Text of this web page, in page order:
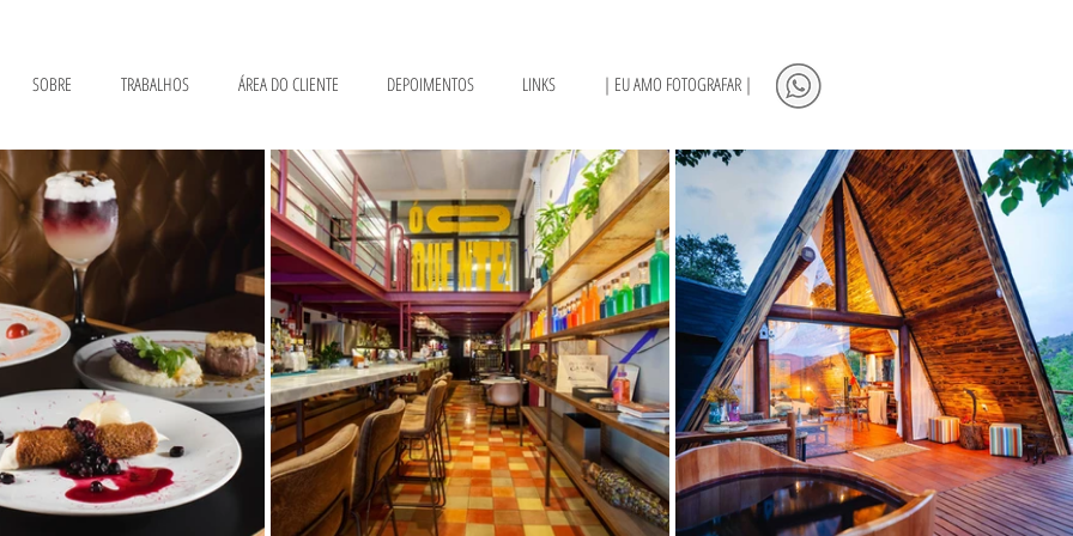
SOBRE TRABALHOS ÁREA DO CLIENTE DEPOIMENTOS LINKS | EU AMO FOTOGRAFAR |